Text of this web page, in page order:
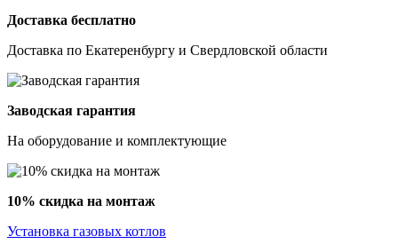
Доставка бесплатно
Доставка по Екатеренбургу и Свердловской области
Заводская гарантия
На оборудование и комплектующие
10% скидка на монтаж
Установка газовых котлов